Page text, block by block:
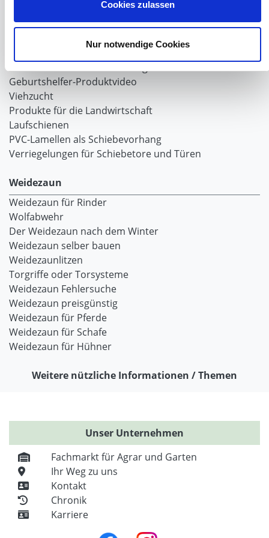
Cookies zulassen
Nur notwendige Cookies
Laufschiene und Rollapparate Typ 10
Laufschiene und Rollapparate Typ 30
Laufschiene und Rollapparate Typ 40
Laufschiene und Rollapparate Typ 50
Geburtshelfer-Produktvideo
Viehzucht
Produkte für die Landwirtschaft
Laufschienen
PVC-Lamellen als Schiebevorhang
Verriegelungen für Schiebetore und Türen
Weidezaun
Weidezaun für Rinder
Wolfabwehr
Der Weidezaun nach dem Winter
Weidezaun selber bauen
Weidezaunlitzen
Torgriffe oder Torsysteme
Weidezaun Fehlersuche
Weidezaun preisgünstig
Weidezaun für Pferde
Weidezaun für Schafe
Weidezaun für Hühner
Weitere nützliche Informationen / Themen
Unser Unternehmen
Fachmarkt für Agrar und Garten
Ihr Weg zu uns
Kontakt
Chronik
Karriere